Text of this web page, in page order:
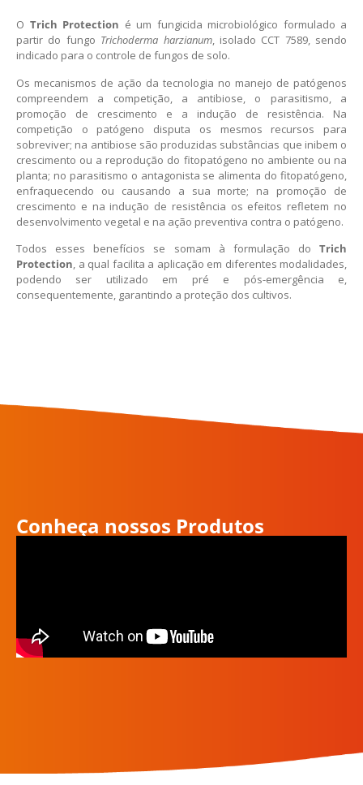
O Trich Protection é um fungicida microbiológico formulado a
partir do fungo Trichoderma harzianum, isolado CCT 7589, sendo
indicado para o controle de fungos de solo.
Os mecanismos de ação da tecnologia no manejo de patógenos
compreendem a competição, a antibiose, o parasitismo, a
promoção de crescimento e a indução de resistência. Na
competição o patógeno disputa os mesmos recursos para
sobreviver; na antibiose são produzidas substâncias que inibem o
crescimento ou a reprodução do fitopatógeno no ambiente ou na
planta; no parasitismo o antagonista se alimenta do fitopatógeno,
enfraquecendo ou causando a sua morte; na promoção de
crescimento e na indução de resistência os efeitos refletem no
desenvolvimento vegetal e na ação preventiva contra o patógeno.
Todos esses benefícios se somam à formulação do Trich
Protection, a qual facilita a aplicação em diferentes modalidades,
podendo ser utilizado em pré e pós-emergência e,
consequentemente, garantindo a proteção dos cultivos.
Conheça nossos Produtos